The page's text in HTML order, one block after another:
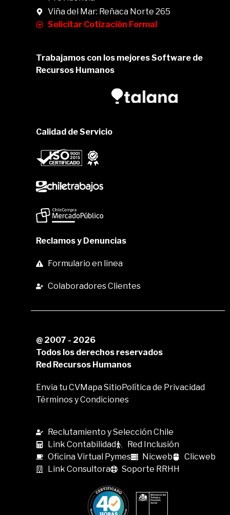
Viña del Mar: Reñaca Norte 265
Solicitar Cotización Formal
Trabajamos con los mejores Software de
Recursos Humanos
Calidad de Servicio
Reclamos y Denuncias
Formulario en linea
Colaboradores Clientes
@ 2007 - 2026
Todos los derechos reservados
Red Recursos Humanos
Envia tu CVMapa SitioPolítica de Privacidad
Términos y Condiciones
Reclutamiento y Selección Chile
Link Contabilidad
Red Inclusión
Oficina Virtual Pymes
Nicweb
Clicweb
Link Consultora
Soporte RRHH